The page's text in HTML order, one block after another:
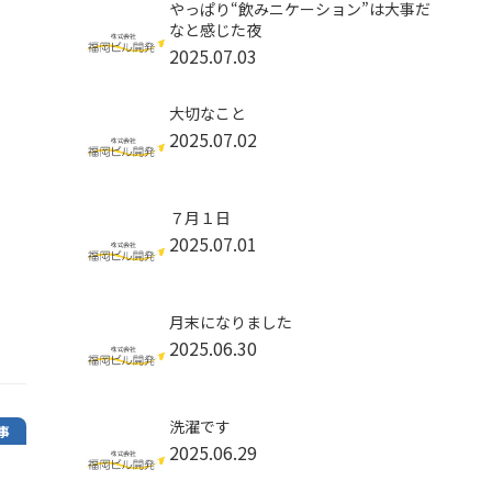
やっぱり“飲みニケーション”は大事だ
なと感じた夜
2025.07.03
大切なこと
2025.07.02
７月１日
2025.07.01
月末になりました
2025.06.30
洗濯です
2025.06.29